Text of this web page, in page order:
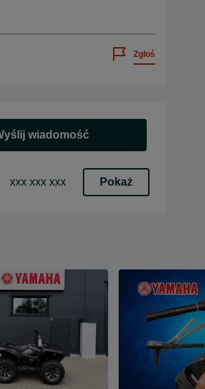
Zgłoś
wiadomość
xxx xxx xxx Pokaż